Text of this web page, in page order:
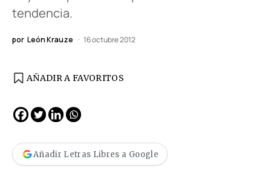
tendencia.
por León Krauze 16 octubre 2012
AÑADIR A FAVORITOS
Añadir Letras Libres a Google